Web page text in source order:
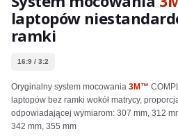
laptopów
ramki
16:9 / 3:2
Oryginalny system mocowania 3M™
laptopów bez ramki wokół matrycy,
odpowiadającej wymiarom: 307 mm, 312
342 mm, 355 mm